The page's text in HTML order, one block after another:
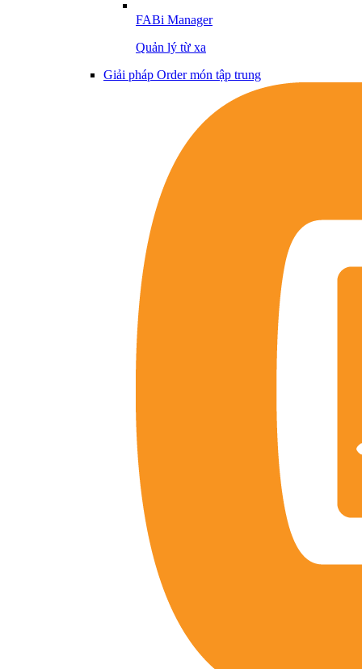
FABi Manager
Quản lý từ xa
Giải pháp Order món tập trung